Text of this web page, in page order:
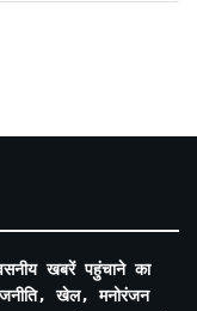
खबरें पहुंचाने का
खेल, मनोरंजन